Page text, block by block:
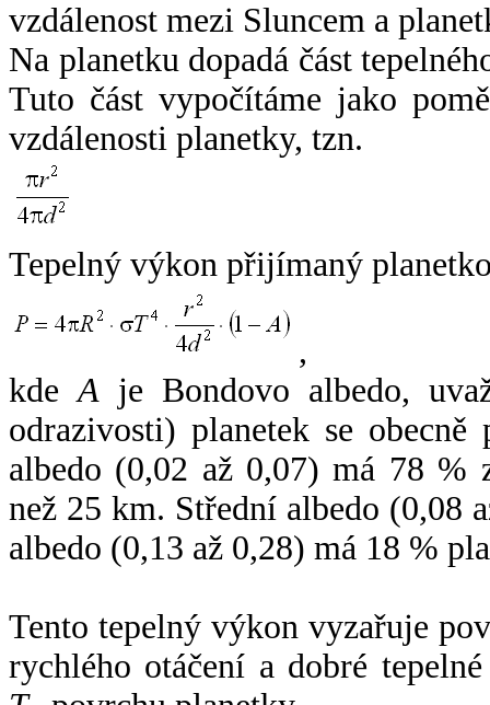
vzdálenost mezi Sluncem a
Na planetku dopadá část
Tuto část vypočítáme jako
vzdálenosti planetky, tzn.
Tepelný výkon přijímaný
,
kdeA je Bondovo albedo,
odrazivosti) planetek se
albedo (0,02 až 0,07) má 78 %
než 25 km. Střední albedo (0,08
albedo (0,13 až 0,28) má 18 %
Tento tepelný výkon vyzařuje
rychlého otáčení a dobré